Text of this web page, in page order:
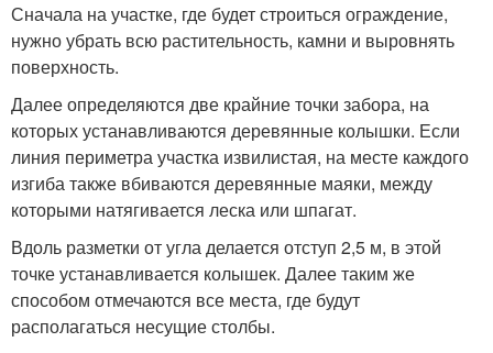
Сначала на участке, где будет строиться ограждение,
нужно убрать всю растительность, камни и выровнять
поверхность.
Далее определяются две крайние точки забора, на
которых устанавливаются деревянные колышки. Если
линия периметра участка извилистая, на месте каждого
изгиба также вбиваются деревянные маяки, между
которыми натягивается леска или шпагат.
Вдоль разметки от угла делается отступ 2,5 м, в этой
точке устанавливается колышек. Далее таким же
способом отмечаются все места, где будут
располагаться несущие столбы.